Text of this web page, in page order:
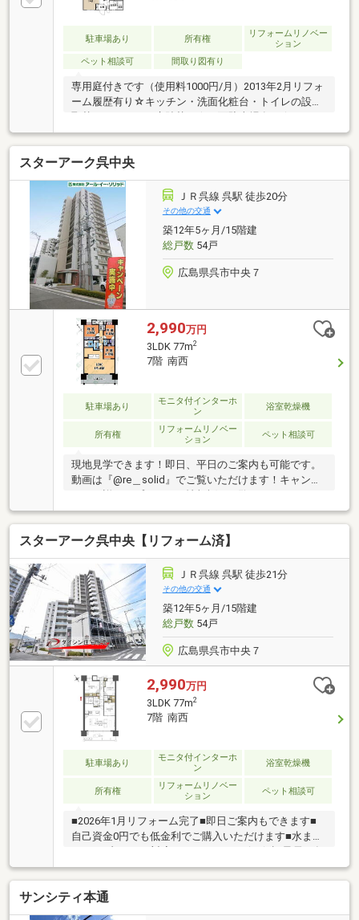
駐車場あり 所有権
リフォームリノベー
ション
ペット相談可
間取り図有り
専用庭付きです（使用料1000円/月）2013年2月リフォ
ーム履歴有り☆キッチン・洗面化粧台・トイレの設備
スターアーク呉中央
ＪＲ呉線 呉駅 徒歩20分
その他の交通
築12年5ヶ月/15階建
総戸数54戸
広島県呉市中央７
2,990万円
3LDK 77m2
7階 南西
駐車場あり
モニタ付インターホ
ン
浴室乾燥機
所有権
リフォームリノベー
ション
ペット相談可
現地見学できます！即日、平日のご案内も可能です。
動画は『@re＿solid』でご覧いただけます！キャンペ
室内全改装済みなので、とても綺麗です！■ 南西向
きのバルコニーで陽当たりも良好です。■ 宅配ボッ
クス設置で留守でも気にせず便利です。■ サイズ等
によりペット飼育可能。■ 売主が業者なので、設備
等保証がつくので安心です。（有期限）【支払例】
借入金額 2，990万円 の場合■ 支払金額 月額
83，362円（ボーナス払いなし）※ 金利 0.925%（変
動） 期間35年の場合 （ 購入時の諸費用、月々の各
種費用必要。）
スターアーク呉中央【リフォーム済】
ＪＲ呉線 呉駅 徒歩21分
その他の交通
築12年5ヶ月/15階建
総戸数54戸
広島県呉市中央７
2,990万円
3LDK 77m2
7階 南西
駐車場あり
モニタ付インターホ
ン
浴室乾燥機
所有権
リフォームリノベー
ション
ペット相談可
■2026年1月リフォーム完了■即日ご案内もできます■
自己資金0円でも低金利でご購入いただけます■水まわ
新生活応援フェア実施中♪マンションをお探しの方は
当社にお任せください♪住宅ローンもお任せください♪
頭金０円からでもＯＫ！住宅ローンが不安！月々の返
済を抑えたい！資金計画のお悩みもお気軽にご相談く
サンシティ本通